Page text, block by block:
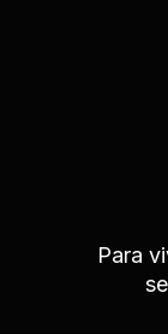
Para